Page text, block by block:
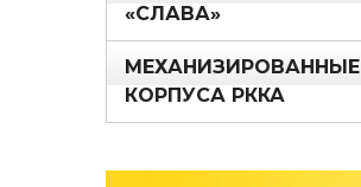
«СЛАВА»
МЕХАНИЗИРОВАННЫЕ
КОРПУСА РККА